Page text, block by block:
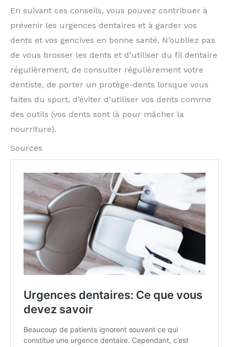
En suivant ces conseils, vous pouvez contribuer à
prévenir les urgences dentaires et à garder vos
dents et vos gencives en bonne santé. N’oubliez pas
de vous brosser les dents et d’utiliser du fil dentaire
régulièrement, de consulter régulièrement votre
dentiste, de porter un protège-dents lorsque vous
faites du sport, d’éviter d’utiliser vos dents comme
des outils (vos dents sont là pour mâcher la
nourriture).
Sources